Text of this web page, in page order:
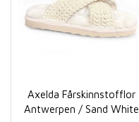
Axelda Fårskinnstofflor
Antwerpen / Sand White